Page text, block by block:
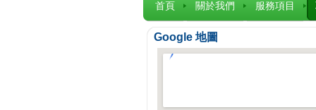
首頁 關於我們 服務項目
Google 地圖